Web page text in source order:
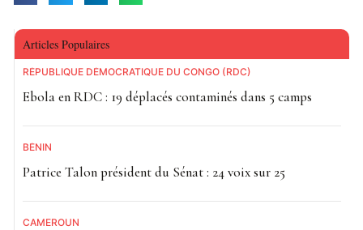
Articles Populaires
RÉPUBLIQUE DÉMOCRATIQUE DU CONGO (RDC)
Ebola en RDC : 19 déplacés contaminés dans 5 camps
BÉNIN
Patrice Talon président du Sénat : 24 voix sur 25
CAMEROUN